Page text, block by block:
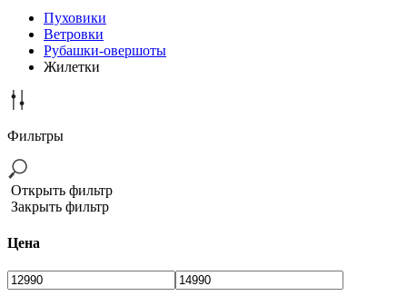
Пуховики
Ветровки
Рубашки-овершоты
Жилетки
Фильтры
Открыть фильтр
Закрыть фильтр
Цена